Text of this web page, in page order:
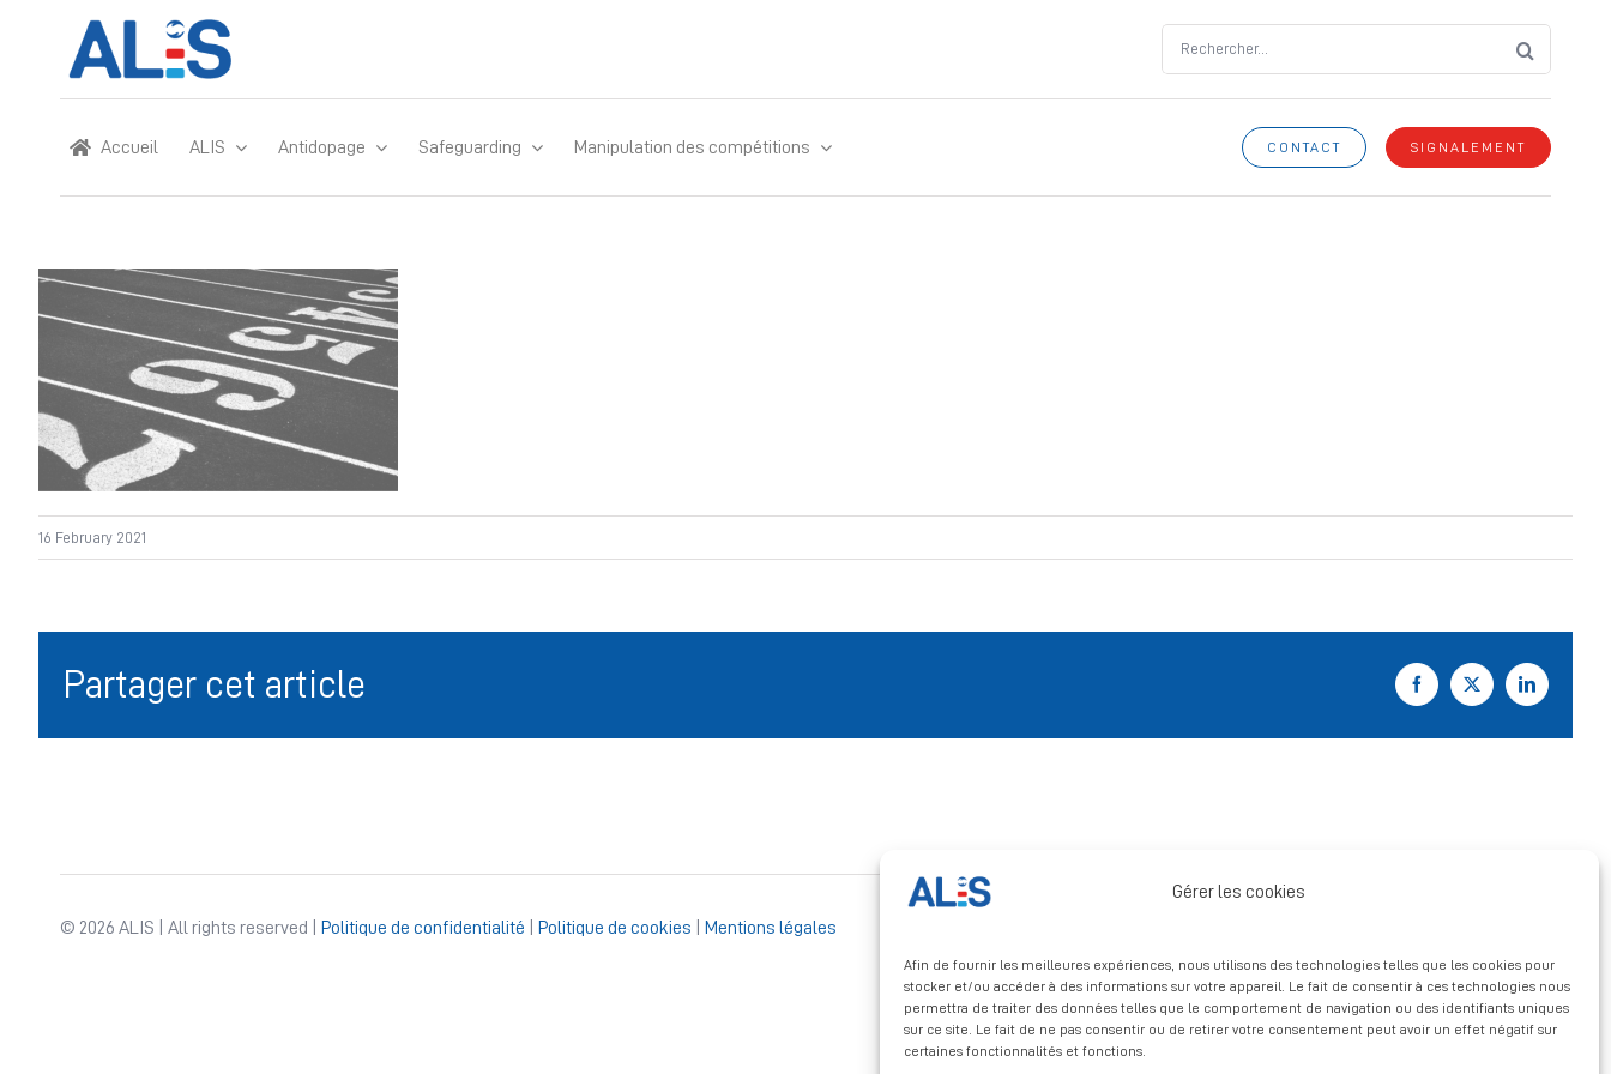
Gérer les cookies
Afin de fournir les meilleures expériences, nous utilisons des technologies telles que les cookies pour
stocker et/ou accéder à des informations sur votre appareil. Le fait de consentir à ces technologies nous
permettra de traiter des données telles que le comportement de navigation ou des identifiants uniques
sur ce site. Le fait de ne pas consentir ou de retirer votre consentement peut avoir un effet négatif sur
certaines fonctionnalités et fonctions.
for:
Accueil ALIS Antidopage Safeguarding Manipulation des compétitions CONTACT SIGNALEMENT
16 February 2021
Partager cet article Facebook
X LinkedIn
© 2026 ALIS | All rights reserved | Politique de confidentialité Politique de cookies Mentions légales